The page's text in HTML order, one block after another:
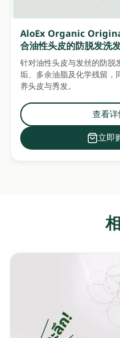
AloEx Organic
合油性头皮的防脱发洗
针对油性头皮与发丝的防脱
垢、多余油脂及化学残留，
养头皮与秀发。
查看
立即